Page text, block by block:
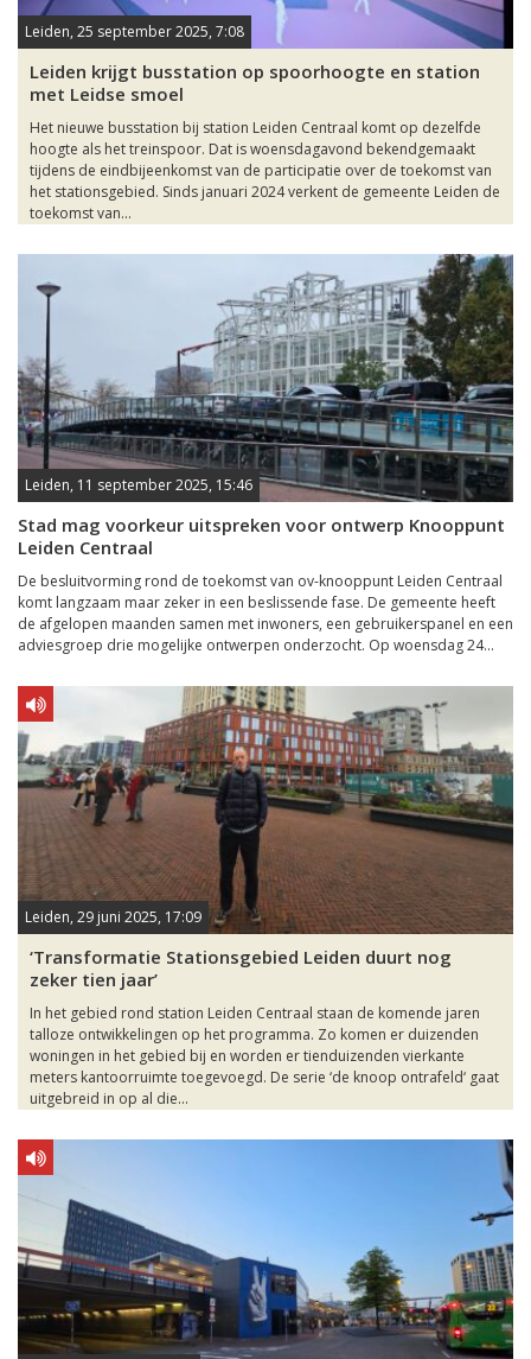
Leiden, 25 september 2025, 7:08
Leiden krijgt busstation op spoorhoogte en station
met Leidse smoel
Het nieuwe busstation bij station Leiden Centraal komt op dezelfde
hoogte als het treinspoor. Dat is woensdagavond bekendgemaakt
tijdens de eindbijeenkomst van de participatie over de toekomst van
het stationsgebied. Sinds januari 2024 verkent de gemeente Leiden de
toekomst van...
Leiden, 11 september 2025, 15:46
Stad mag voorkeur uitspreken voor ontwerp Knooppunt
Leiden Centraal
De besluitvorming rond de toekomst van ov-knooppunt Leiden Centraal
komt langzaam maar zeker in een beslissende fase. De gemeente heeft
de afgelopen maanden samen met inwoners, een gebruikerspanel en een
adviesgroep drie mogelijke ontwerpen onderzocht. Op woensdag 24...
Leiden, 29 juni 2025, 17:09
‘Transformatie Stationsgebied Leiden duurt nog
zeker tien jaar’
In het gebied rond station Leiden Centraal staan de komende jaren
talloze ontwikkelingen op het programma. Zo komen er duizenden
woningen in het gebied bij en worden er tienduizenden vierkante
meters kantoorruimte toegevoegd. De serie ‘de knoop ontrafeld‘ gaat
uitgebreid in op al die...